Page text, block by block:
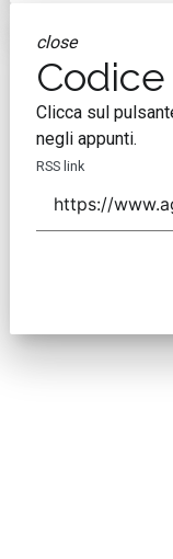
close
Codice
Clicca sul
negli appunti.
RSS link